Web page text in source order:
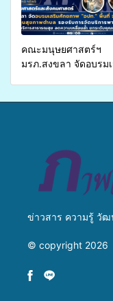
คณะมนุษยศาสตร์ฯ
มรภ.สงขลา จัดอบรม
เหลื่อมล้ำ ยกระดับคุณ
ชีวิตประชาชนอย่างยั่
ข่าวสาร ความรู้ วั
© copyright 2026